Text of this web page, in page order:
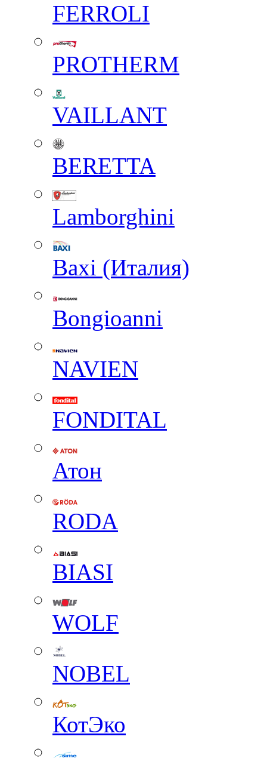
FERROLI
PROTHERM
VAILLANT
BERETTA
Lamborghini
Baxi (Италия)
Вongioanni
NAVIEN
FONDITAL
Атон
RODA
BIASI
WOLF
NOBEL
КотЭко